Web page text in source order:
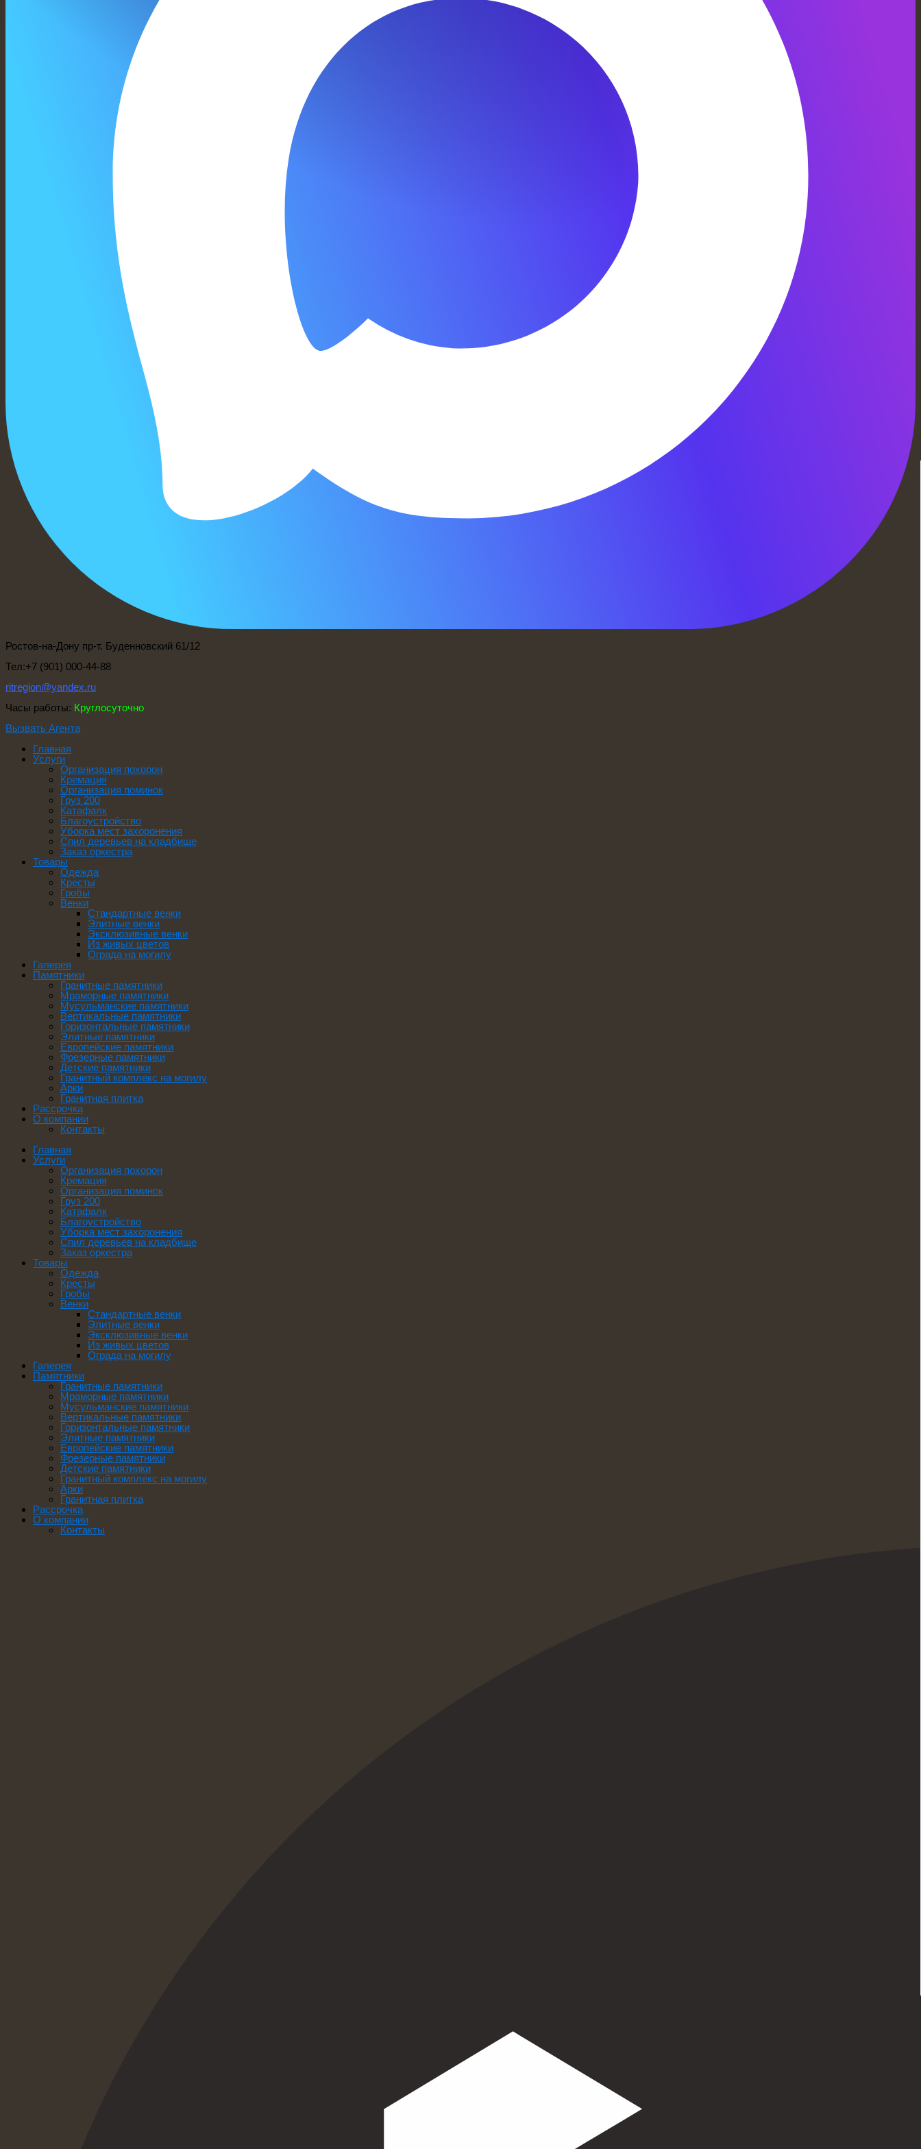
Ростов-на-Дону пр-т. Буденновский 61/12
Тел:+7 (901) 000-44-88
ritregion@yandex.ru
Часы работы: Круглосуточно
Вызвать Агента
Главная
Услуги
Организация похорон
Кремация
Организация поминок
Груз 200
Катафалк
Благоустройство
Уборка мест захоронения
Спил деревьев на кладбище
Заказ оркестра
Товары
Одежда
Кресты
Гробы
Венки
Стандартные венки
Элитные венки
Эксклюзивные венки
Из живых цветов
Ограда на могилу
Галерея
Памятники
Гранитные памятники
Мраморные памятники
Мусульманские памятники
Вертикальные памятники
Горизонтальные памятники
Элитные памятники
Европейские памятники
Фрезерные памятники
Детские памятники
Гранитный комплекс на могилу
Арки
Гранитная плитка
Рассрочка
О компании
Контакты
Главная
Услуги
Организация похорон
Кремация
Организация поминок
Груз 200
Катафалк
Благоустройство
Уборка мест захоронения
Спил деревьев на кладбище
Заказ оркестра
Товары
Одежда
Кресты
Гробы
Венки
Стандартные венки
Элитные венки
Эксклюзивные венки
Из живых цветов
Ограда на могилу
Галерея
Памятники
Гранитные памятники
Мраморные памятники
Мусульманские памятники
Вертикальные памятники
Горизонтальные памятники
Элитные памятники
Европейские памятники
Фрезерные памятники
Детские памятники
Гранитный комплекс на могилу
Арки
Гранитная плитка
Рассрочка
О компании
Контакты